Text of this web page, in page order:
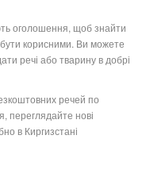
оголошення, щоб знайти
корисними. Ви можете
речі або тварину в добрі
речей по
переглядайте нові
в Киргизстані